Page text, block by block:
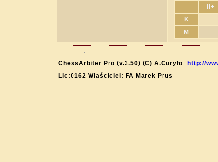
II+
K
M
ChessArbiter Pro (v.3.50) (C) A.Curyło
http://
Lic:0162 Właściciel: FA Marek Prus